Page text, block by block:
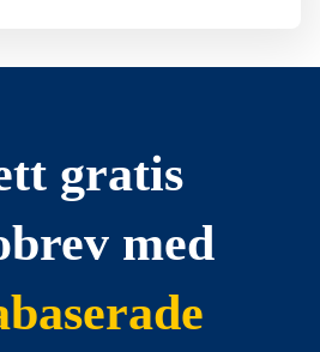
gratis
med